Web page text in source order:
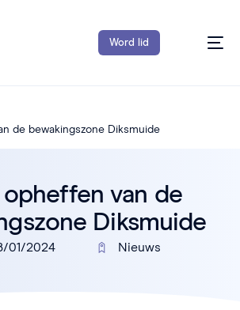
Word lid
de bewakingszone Diksmuide
opheffen van de
Diksmuide
01/2024 Nieuws